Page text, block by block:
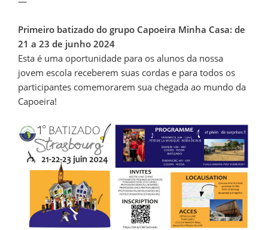
Primeiro batizado do grupo Capoeira Minha Casa: de
21 a 23 de junho 2024
Esta é uma oportunidade para os alunos da nossa
jovem escola receberem suas cordas e para todos os
participantes comemorarem sua chegada ao mundo da
Capoeira!